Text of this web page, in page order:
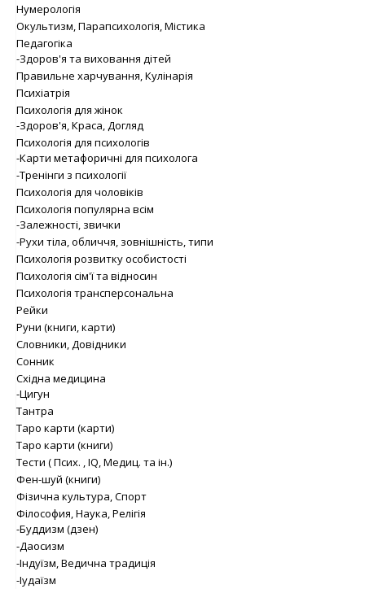
Нумерологія
Окультизм, Парапсихологія, Містика
Педагогіка
-Здоров'я та виховання дітей
Правильне харчування, Кулінарія
Психіатрія
Психологія для жінок
-Здоров'я, Краса, Догляд
Психологія для психологів
-Карти метафоричні для психолога
-Тренінги з психології
Психологія для чоловіків
Психологія популярна всім
-Залежності, звички
-Рухи тіла, обличчя, зовнішність, типи
Психологія розвитку особистості
Психологія сім'ї та відносин
Психологія трансперсональна
Рейки
Руни (книги, карти)
Словники, Довідники
Сонник
Східна медицина
-Цигун
Тантра
Таро карти (карти)
Таро карти (книги)
Тести ( Псих. , IQ, Медиц. та ін.)
Фен-шуй (книги)
Фізична культура, Спорт
Філософия, Наука, Релігія
-Буддизм (дзен)
-Даосизм
-Індуїзм, Ведична традиція
-Іудаїзм